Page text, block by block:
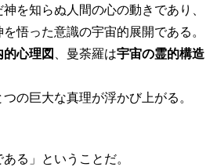
を知らぬ人間の心の動きであり、
悟った意識の宇宙的展開である。
的心理図 、曼荼羅は宇宙の霊的構造
の巨大な真理が浮かび上がる。
る」ということだ。